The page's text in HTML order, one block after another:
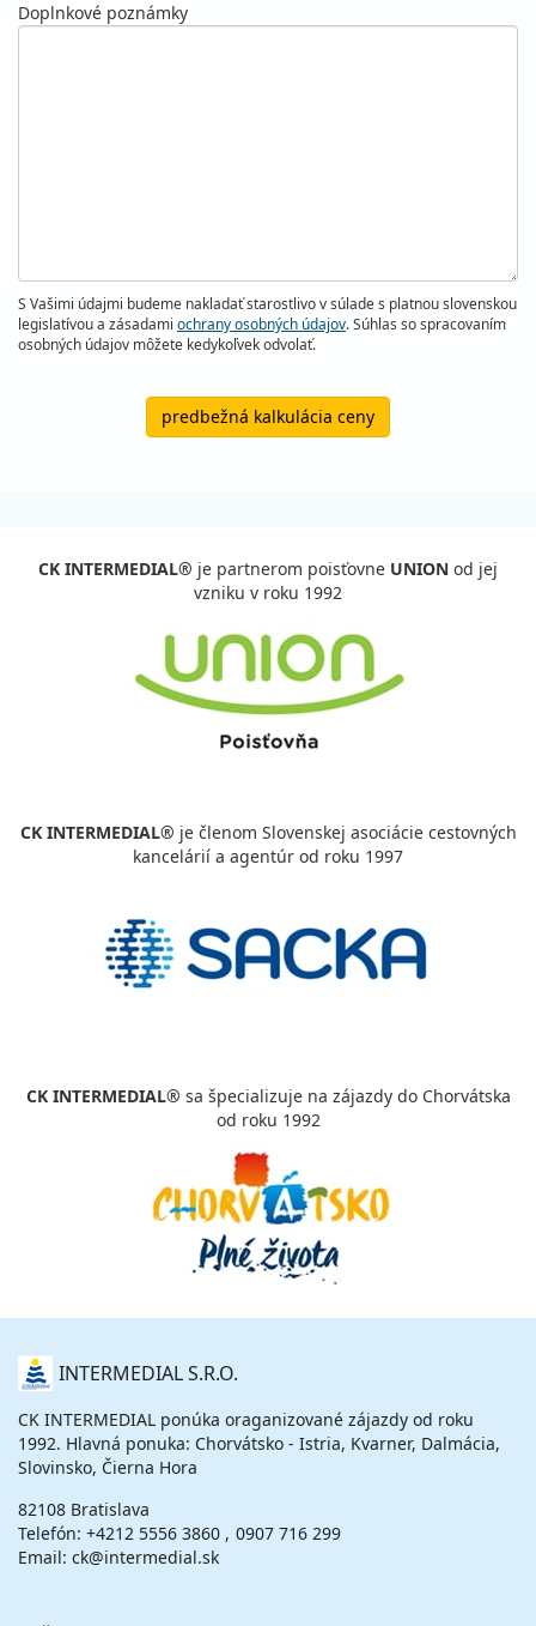
Doplnkové poznámky
S Vašimi údajmi budeme nakladať starostlivo v súlade s platnou slovenskou
legislatívou a zásadami ochrany osobných údajov. Súhlas so spracovaním
osobných údajov môžete kedykoľvek odvolať.
predbežná kalkulácia ceny
CK INTERMEDIAL® je partnerom poisťovne UNION od jej
vzniku v roku 1992
CK INTERMEDIAL® je členom Slovenskej asociácie cestovných
kancelárií a agentúr od roku 1997
CK INTERMEDIAL® sa špecializuje na zájazdy do Chorvátska
od roku 1992
O
NÁS INTERMEDIAL S.R.O.
CK INTERMEDIAL ponúka oraganizované zájazdy od roku
1992. Hlavná ponuka: Chorvátsko - Istria, Kvarner, Dalmácia,
Slovinsko, Čierna Hora
82108 Bratislava
Telefón: +4212 5556 3860
0907 716 299
Email: ck@intermedial.sk